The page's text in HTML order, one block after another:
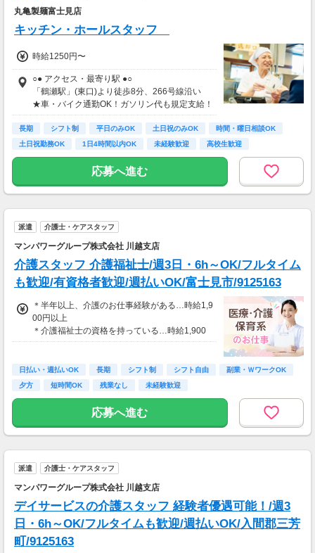
よって異なる）
支払方法：週払い
→金曜日締め最短翌週火曜日にお給料GET♪
（稼働開始時は手続き完了次第となります）
交通費：別途全額支給
※車・バイク通勤に関して施設により異なる場
丸亀製麺富士見店
キッチン・ホールスタッフ
時給1250円〜
○● アクセス・最寄り駅 ●○
「鶴瀬駅」(東口)より徒歩8分、266号線沿い
★車・バイク通勤OK！ガソリン代も規定支給！
★自転車通勤も可！（駐輪場料金は自己負担、
店にある場合は利用可）
長期 シフト制 平日のみOK 土日祝のみOK
時間・曜日相談OK
土日祝勤務OK
1日4時間以内OK 未経験歓迎 高校生歓迎
応募へ進む
派遣 介護士・ケアスタッフ
マンパワーグループ株式会社 川越支店
介護スタッフ 介護福祉士/週3日・6h～OK/フルタイム
も歓迎/有資格者歓迎/週払いOK/富士見市/9125163
＊半年以上、介護のお仕事経験がある…時給1,9
00円以上
＊介護福祉士の資格を持っている…時給1,900
円以上
≪収入例≫
◎日勤／経験者の場合
・月収334,400円（日収(1,900*8)円×月22回勤
とも！
※資格手当あり（時給50円～UP/資格の種類に
支払方法：週払い
→金曜日締め最短翌週火曜日にお給料GET♪
日払い・週払いOK 長期 シフト制 シフト自由
副業・ＷワークOK
夕方
短時間OK 残業なし 未経験歓迎
応募へ進む
派遣 介護士・ケアスタッフ
マンパワーグループ株式会社 川越支店
デイサービスの介護スタッフ 経験者優遇可能！/週3
日・6h～OK/フルタイムも歓迎/週払いOK/入間郡三芳
町/9125163